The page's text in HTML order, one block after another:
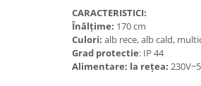
CARACTERISTICI:
Înălțime: 170 cm
Culori: alb rece, alb cald,
Grad protectie: IP 44
Alimentare: la rețea: